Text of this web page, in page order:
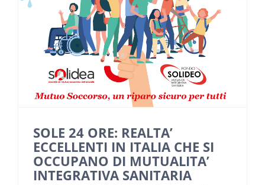
NEWS
INIZIATIVE
CONTATTI
AREA RISERVATA BENEFICIARI
AREA RISERVATA AZIENDE
SOLE 24 ORE: REALTA’
ECCELLENTI IN ITALIA CHE SI
OCCUPANO DI MUTUALITA’
INTEGRATIVA SANITARIA